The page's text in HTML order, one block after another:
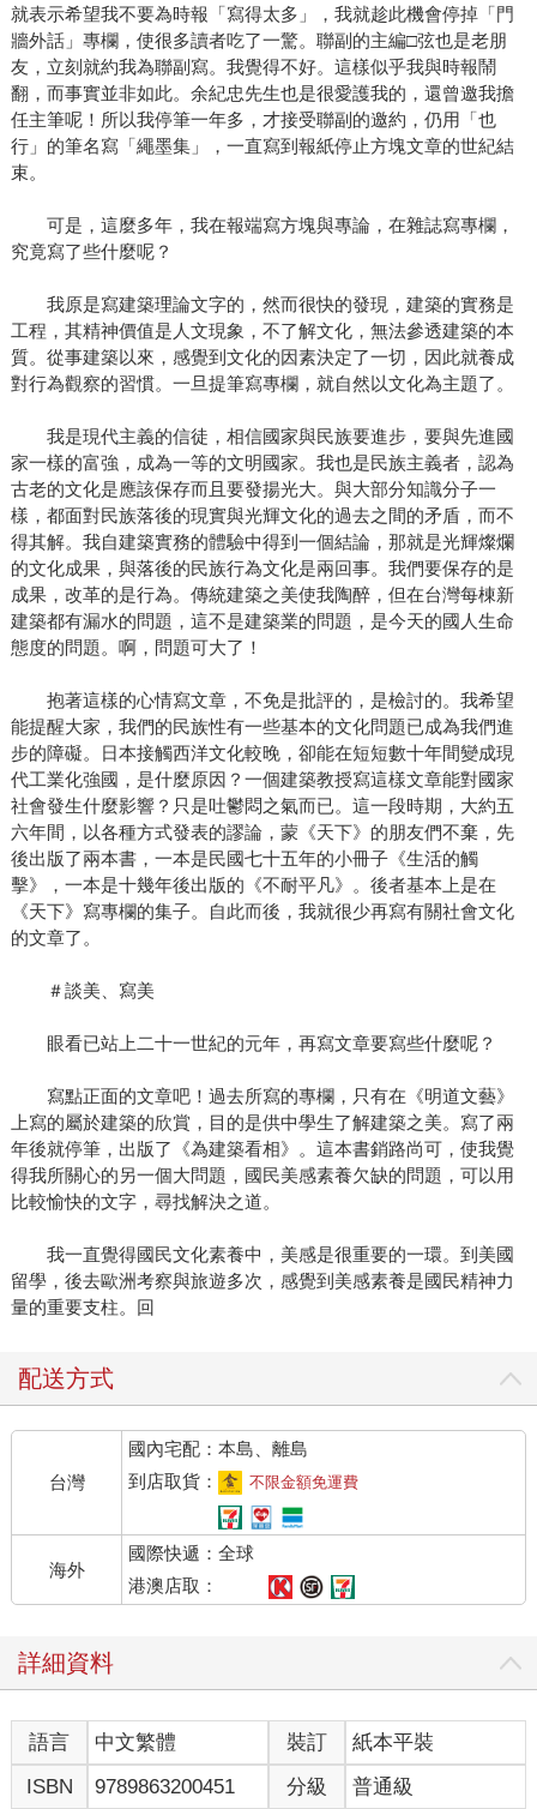
就表示希望我不要為時報「寫得太多」，我就趁此機會停掉「門
牆外話」專欄，使很多讀者吃了一驚。聯副的主編□弦也是老朋
友，立刻就約我為聯副寫。我覺得不好。這樣似乎我與時報鬧
翻，而事實並非如此。余紀忠先生也是很愛護我的，還曾邀我擔
任主筆呢！所以我停筆一年多，才接受聯副的邀約，仍用「也
行」的筆名寫「繩墨集」，一直寫到報紙停止方塊文章的世紀結
束。
可是，這麼多年，我在報端寫方塊與專論，在雜誌寫專欄，
究竟寫了些什麼呢？
我原是寫建築理論文字的，然而很快的發現，建築的實務是
工程，其精神價值是人文現象，不了解文化，無法參透建築的本
質。從事建築以來，感覺到文化的因素決定了一切，因此就養成
對行為觀察的習慣。一旦提筆寫專欄，就自然以文化為主題了。
我是現代主義的信徒，相信國家與民族要進步，要與先進國
家一樣的富強，成為一等的文明國家。我也是民族主義者，認為
古老的文化是應該保存而且要發揚光大。與大部分知識分子一
樣，都面對民族落後的現實與光輝文化的過去之間的矛盾，而不
得其解。我自建築實務的體驗中得到一個結論，那就是光輝燦爛
的文化成果，與落後的民族行為文化是兩回事。我們要保存的是
成果，改革的是行為。傳統建築之美使我陶醉，但在台灣每棟新
建築都有漏水的問題，這不是建築業的問題，是今天的國人生命
態度的問題。啊，問題可大了！
抱著這樣的心情寫文章，不免是批評的，是檢討的。我希望
能提醒大家，我們的民族性有一些基本的文化問題已成為我們進
步的障礙。日本接觸西洋文化較晚，卻能在短短數十年間變成現
代工業化強國，是什麼原因？一個建築教授寫這樣文章能對國家
社會發生什麼影響？只是吐鬱悶之氣而已。這一段時期，大約五
六年間，以各種方式發表的謬論，蒙《天下》的朋友們不棄，先
後出版了兩本書，一本是民國七十五年的小冊子《生活的觸
擊》，一本是十幾年後出版的《不耐平凡》。後者基本上是在
《天下》寫專欄的集子。自此而後，我就很少再寫有關社會文化
的文章了。
＃談美、寫美
眼看已站上二十一世紀的元年，再寫文章要寫些什麼呢？
寫點正面的文章吧！過去所寫的專欄，只有在《明道文藝》
上寫的屬於建築的欣賞，目的是供中學生了解建築之美。寫了兩
年後就停筆，出版了《為建築看相》。這本書銷路尚可，使我覺
得我所關心的另一個大問題，國民美感素養欠缺的問題，可以用
比較愉快的文字，尋找解決之道。
我一直覺得國民文化素養中，美感是很重要的一環。到美國
留學，後去歐洲考察與旅遊多次，感覺到美感素養是國民精神力
量的重要支柱。回
配送方式
台灣
國內宅配：本島、離島
到店取貨：
不限金額免運費
海外
國際快遞：全球
港澳店取：
詳細資料
語言 中文繁體 裝訂
紙本平裝
ISBN
9789863200451 分級 普通級